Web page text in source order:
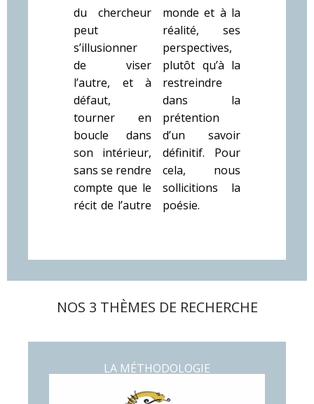
du chercheur
peut
s’illusionner
de viser
l’autre, et à
défaut,
tourner en
boucle dans
son intérieur,
sans se rendre
compte que le
récit de l’autre
monde et à la
réalité, ses
perspectives,
plutôt qu’à la
restreindre
dans la
prétention
d’un savoir
définitif. Pour
cela, nous
sollicitions la
poésie.
NOS 3 THÈMES DE RECHERCHE
LA MÉTHODOLOGIE